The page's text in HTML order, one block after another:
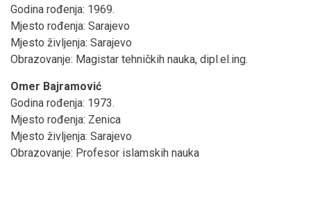
Godina rođenja: 1969.
Mjesto rođenja: Sarajevo
Mjesto življenja: Sarajevo
Obrazovanje: Magistar tehničkih nauka, dipl.el.ing.
Omer Bajramović
Godina rođenja: 1973.
Mjesto rođenja: Zenica
Mjesto življenja: Sarajevo
Obrazovanje: Profesor islamskih nauka